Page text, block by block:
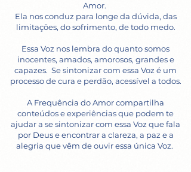
Amor.
Ela nos conduz para longe da dúvida, das
limitações, do sofrimento, de todo medo.
Essa Voz nos lembra do quanto somos
inocentes, amados, amorosos, grandes e
capazes. Se sintonizar com essa Voz é um
processo de cura e perdão, acessível a todos.
A Frequência do Amor compartilha
conteúdos e experiências que podem te
ajudar a se sintonizar com essa Voz que fala
por Deus e encontrar a clareza, a paz e a
alegria que vêm de ouvir essa única Voz.